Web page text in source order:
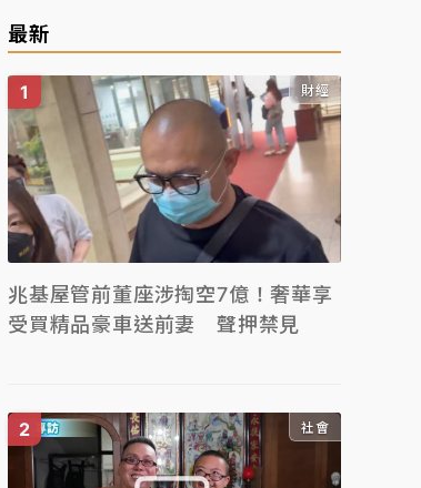
最新
財經
兆基屋管前董座涉掏空7億！奢華享
受買精品豪車送前妻 聲押禁見
社會